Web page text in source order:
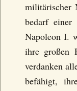
militärischer
bedarf einer
Napoleon I.
ihre großen
verdanken
befähigt,